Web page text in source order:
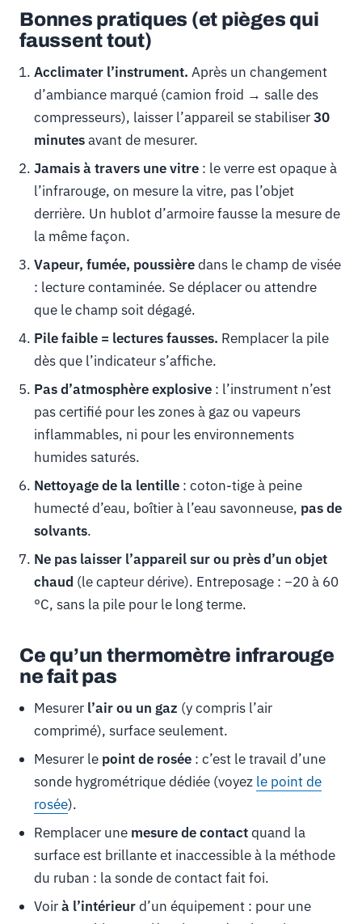
Bonnes pratiques (et pièges qui
faussent tout)
Acclimater l’instrument. Après un changement
d’ambiance marqué (camion froid → salle des
compresseurs), laisser l’appareil se stabiliser30
minutesavant de mesurer.
Jamais à travers une vitre: le verre est opaque à
l’infrarouge, on mesure la vitre, pas l’objet
derrière. Un hublot d’armoire fausse la mesure de
la même façon.
Vapeur, fumée, poussièredans le champ de visée
: lecture contaminée. Se déplacer ou attendre
que le champ soit dégagé.
Pile faible = lectures fausses. Remplacer la pile
dès que l’indicateur s’affiche.
Pas d’atmosphère explosive: l’instrument n’est
pas certifié pour les zones à gaz ou vapeurs
inflammables, ni pour les environnements
humides saturés.
Nettoyage de la lentille: coton-tige à peine
humecté d’eau, boîtier à l’eau savonneuse, pas de
solvants.
Ne pas laisser l’appareil sur ou près d’un objet
chaud (le capteur dérive). Entreposage : −20 à 60
°C, sans la pile pour le long terme.
Ce qu’un thermomètre infrarouge
ne fait pas
Mesurer l’air ou un gaz (y compris l’air
comprimé), surface seulement.
Mesurer le point de rosée: c’est le travail d’une
sonde hygrométrique dédiée (voyez le point de
rosée).
Remplacer une mesure de contactquand la
surface est brillante et inaccessible à la méthode
du ruban : la sonde de contact fait foi.
Voirà l’intérieurd’un équipement : pour une